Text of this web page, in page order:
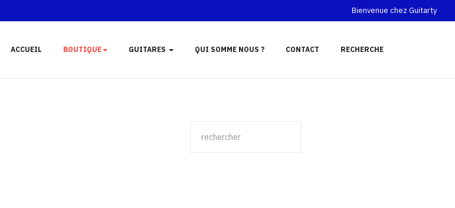
Bienvenue chez Guitarty
ACCUEIL BOUTIQUE GUITARES QUI SOMME NOUS ? CONTACT RECHERCHE